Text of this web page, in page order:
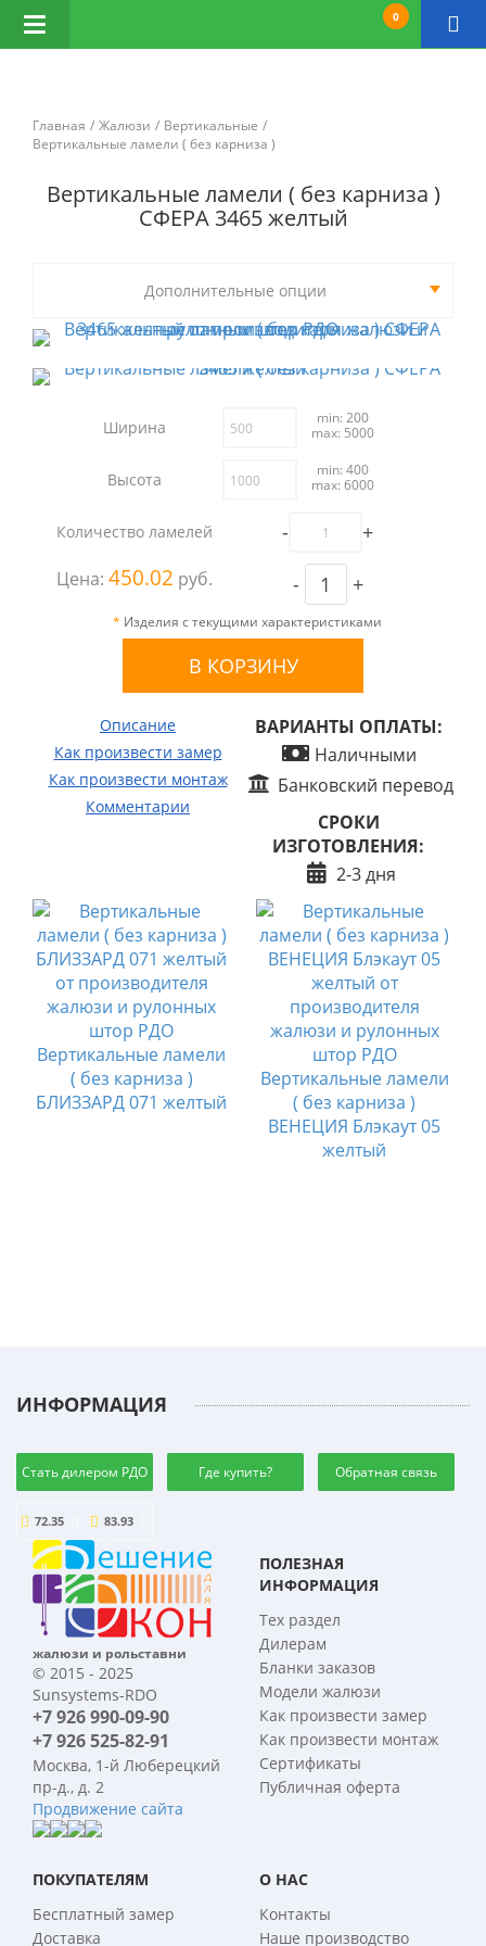
0
Открыть
навигацию
Главная Жалюзи
Вертикальные
Вертикальные ламели ( без карниза )
Вертикальные ламели ( без карниза )
СФЕРА 3465 желтый
Дополнительные опции
Ширина
min: 200
max: 5000
Высота
min: 400
max: 6000
Количество ламелей - +
Цена: 450.02 руб. - +
* Изделия с текущими характеристиками
Описание
Как произвести замер
Как произвести монтаж
Комментарии
ВАРИАНТЫ ОПЛАТЫ:
Наличными
Банковский перевод
СРОКИ
ИЗГОТОВЛЕНИЯ:
2-3 дня
Вертикальные ламели
( без карниза )
БЛИЗЗАРД 071 желтый
Вертикальные ламели
( без карниза )
ВЕНЕЦИЯ Блэкаут 05
желтый
ИНФОРМАЦИЯ
Стать дилером РДО Где купить? Обратная связь
72.35 83.93
жалюзи и рольставни
© 2015 - 2025
Sunsystems-RDO
+7 926 990-09-90
+7 926 525-82-91
Москва, 1-й Люберецкий
пр-д., д. 2
Продвижение сайта
ПОЛЕЗНАЯ
ИНФОРМАЦИЯ
Тех раздел
Дилерам
Бланки заказов
Модели жалюзи
Как произвести замер
Как произвести монтаж
Сертификаты
Публичная оферта
ПОКУПАТЕЛЯМ
Бесплатный замер
Доставка
О НАС
Контакты
Наше производство